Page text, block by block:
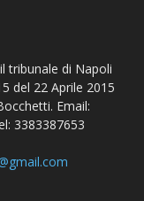
tribunale di Napoli
del 22 Aprile 2015
Email:
3383387653